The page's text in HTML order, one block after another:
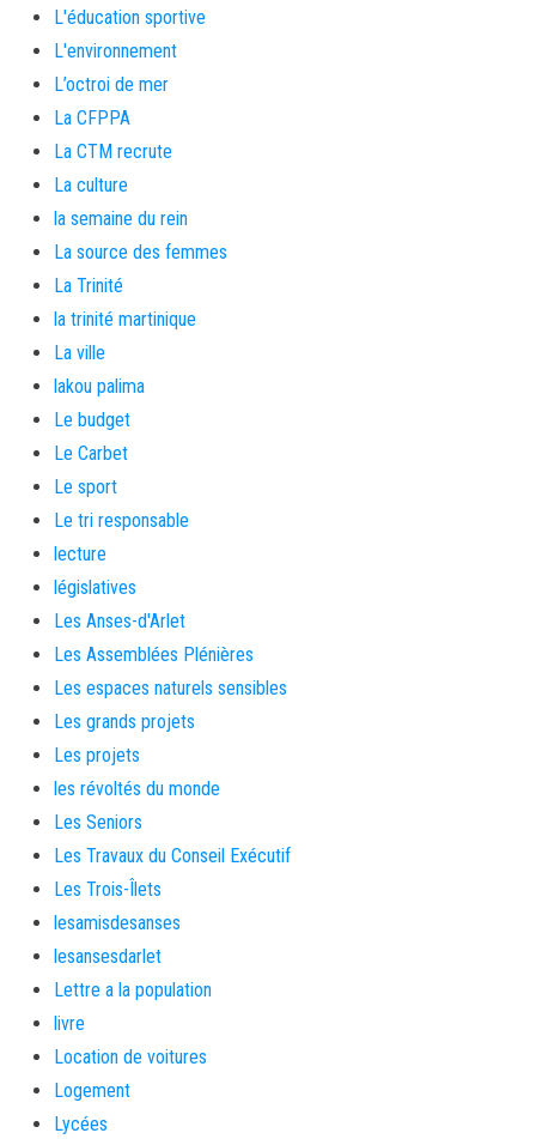
L'éducation sportive
L'environnement
L’octroi de mer
La CFPPA
La CTM recrute
La culture
la semaine du rein
La source des femmes
La Trinité
la trinité martinique
La ville
lakou palima
Le budget
Le Carbet
Le sport
Le tri responsable
lecture
législatives
Les Anses-d'Arlet
Les Assemblées Plénières
Les espaces naturels sensibles
Les grands projets
Les projets
les révoltés du monde
Les Seniors
Les Travaux du Conseil Exécutif
Les Trois-Îlets
lesamisdesanses
lesansesdarlet
Lettre a la population
livre
Location de voitures
Logement
Lycées